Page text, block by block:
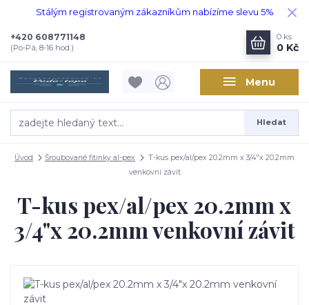
Stálým registrovaným zákazníkům nabízíme slevu 5%
Menu
Hledat
+420 608771148
(Po-Pá, 8-16 hod.)
0 ks
0 Kč
Úvod Šroubované fitinky al-pex
T-kus pex/al/pex 20.2mm x 3/4"x 20.2mm
venkovní závit
T-kus pex/al/pex 20.2mm x
3/4"x 20.2mm venkovní závit